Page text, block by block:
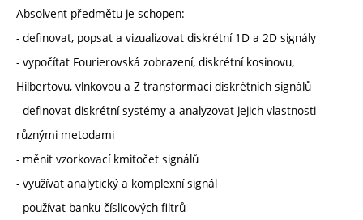
Absolvent předmětu je schopen:
- definovat, popsat a vizualizovat diskrétní 1D a 2D signály
- vypočítat Fourierovská zobrazení, diskrétní kosinovu,
Hilbertovu, vlnkovou a Z transformaci diskrétních signálů
- definovat diskrétní systémy a analyzovat jejich vlastnosti
různými metodami
- měnit vzorkovací kmitočet signálů
- využívat analytický a komplexní signál
- používat banku číslicových filtrů